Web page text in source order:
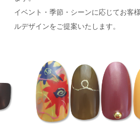
イベント・季節・シーンに応じてお客
ルデザインをご提案いたします。